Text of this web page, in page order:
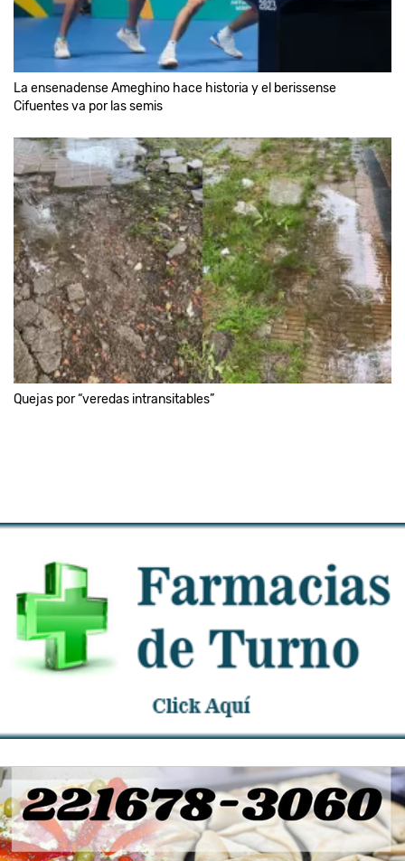
La ensenadense Ameghino hace historia y el berissense
Cifuentes va por las semis
Quejas por “veredas intransitables”